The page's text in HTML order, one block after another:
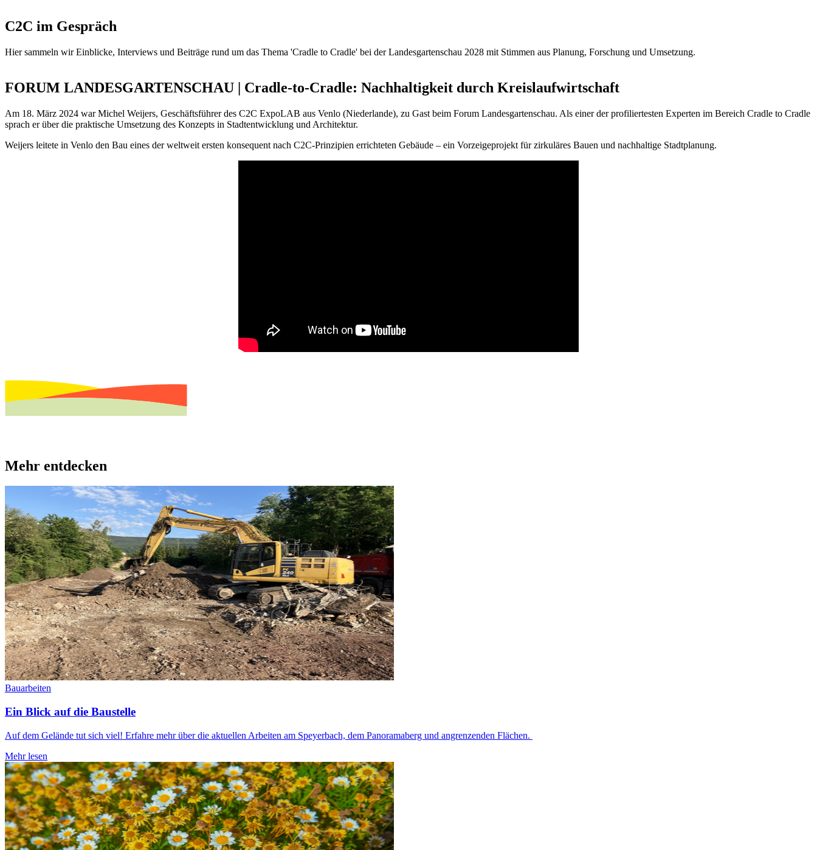
C2C im Gespräch
Hier sammeln wir Einblicke, Interviews und Beiträge rund um das Thema 'Cradle to Cradle' bei der Landesgartenschau 2028 mit Stimmen aus Planung, Forschung und Umsetzung.
FORUM LANDESGARTENSCHAU | Cradle-to-Cradle: Nachhaltigkeit durch Kreislaufwirtschaft
Am 18. März 2024 war Michel Weijers, Geschäftsführer des C2C ExpoLAB aus Venlo (Niederlande), zu Gast beim Forum Landesgartenschau. Als einer der profiliertesten Experten im Bereich Cradle to Cradle
sprach er über die praktische Umsetzung des Konzepts in Stadtentwicklung und Architektur.
Weijers leitete in Venlo den Bau eines der weltweit ersten konsequent nach C2C-Prinzipien errichteten Gebäude – ein Vorzeigeprojekt für zirkuläres Bauen und nachhaltige Stadtplanung.
Mehr entdecken
Bauarbeiten
Ein Blick auf die Baustelle
Auf dem Gelände tut sich viel! Erfahre mehr über die aktuellen Arbeiten am Speyerbach, dem Panoramaberg und angrenzenden Flächen.
Mehr lesen